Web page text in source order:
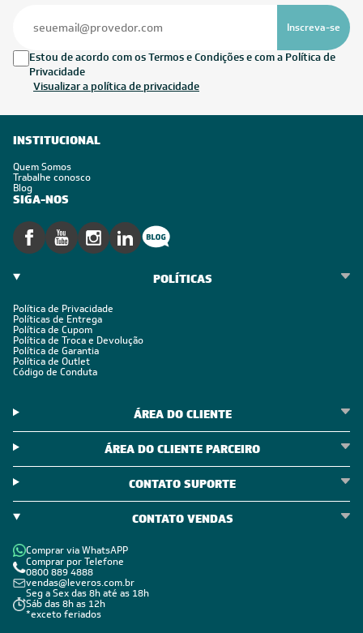
Inscreva-se
Estou de acordo com os Termos e Condições e com a Política de
Privacidade
Visualizar a política de privacidade
INSTITUCIONAL
Quem Somos
Trabalhe conosco
Blog
SIGA-NOS
POLÍTICAS
Política de Privacidade
Políticas de Entrega
Política de Cupom
Política de Troca e Devolução
Política de Garantia
Política de Outlet
Código de Conduta
ÁREA DO CLIENTE
ÁREA DO CLIENTE PARCEIRO
CONTATO SUPORTE
CONTATO VENDAS
Comprar via WhatsAPP
Comprar por Telefone
0800 889 4888
vendas@leveros.com.br
Seg a Sex das 8h até as 18h
Sáb das 8h as 12h
*exceto feriados